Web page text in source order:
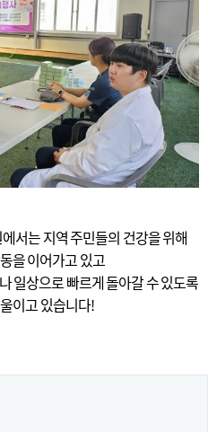
서는 지역 주민들의 건강을 위해
을 이어가고 있고
일상으로 빠르게 돌아갈 수 있도록
이고 있습니다!